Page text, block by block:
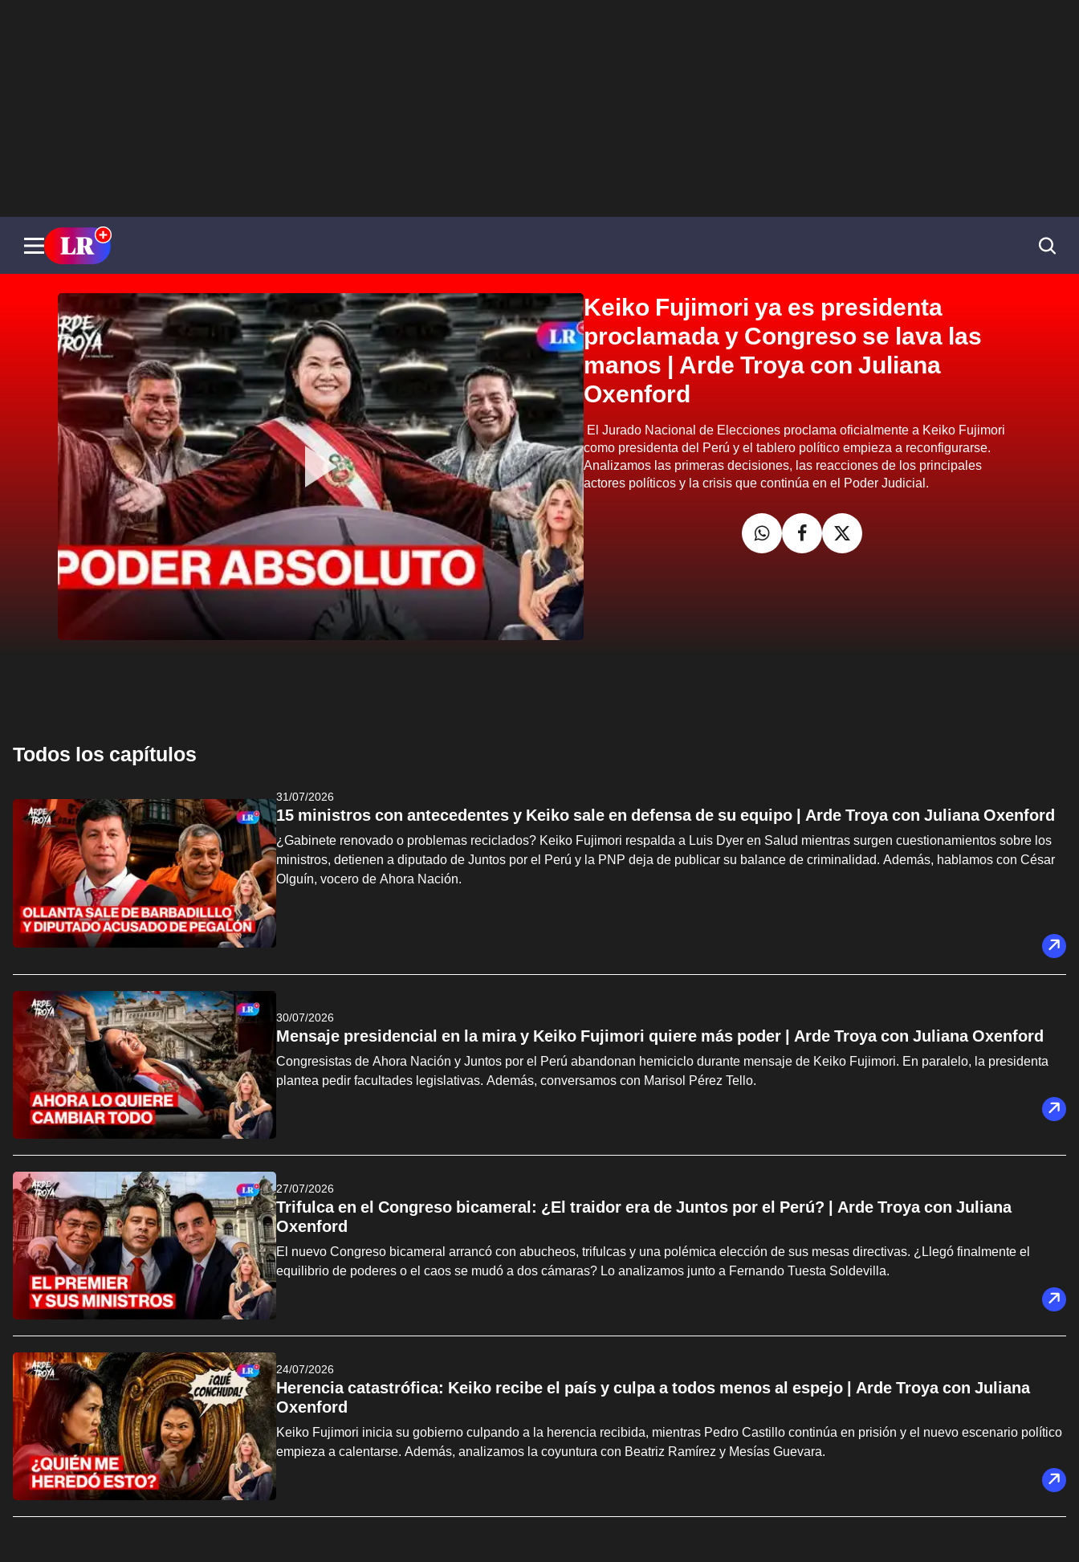
Keiko Fujimori ya es presidenta
proclamada y Congreso se lava las
manos | Arde Troya con Juliana
Oxenford
El Jurado Nacional de Elecciones proclama oficialmente a Keiko Fujimori
como presidenta del Perú y el tablero político empieza a reconfigurarse.
Analizamos las primeras decisiones, las reacciones de los principales
actores políticos y la crisis que continúa en el Poder Judicial.
Todos los capítulos
31/07/2026
15 ministros con antecedentes y Keiko sale en defensa de su equipo | Arde Troya con Juliana Oxenford
¿Gabinete renovado o problemas reciclados? Keiko Fujimori respalda a Luis Dyer en Salud mientras surgen cuestionamientos sobre los
ministros, detienen a diputado de Juntos por el Perú y la PNP deja de publicar su balance de criminalidad. Además, hablamos con César
Olguín, vocero de Ahora Nación.
30/07/2026
Mensaje presidencial en la mira y Keiko Fujimori quiere más poder | Arde Troya con Juliana Oxenford
Congresistas de Ahora Nación y Juntos por el Perú abandonan hemiciclo durante mensaje de Keiko Fujimori. En paralelo, la presidenta
plantea pedir facultades legislativas. Además, conversamos con Marisol Pérez Tello.
27/07/2026
Trifulca en el Congreso bicameral: ¿El traidor era de Juntos por el Perú? | Arde Troya con Juliana
Oxenford
El nuevo Congreso bicameral arrancó con abucheos, trifulcas y una polémica elección de sus mesas directivas. ¿Llegó finalmente el
equilibrio de poderes o el caos se mudó a dos cámaras? Lo analizamos junto a Fernando Tuesta Soldevilla.
24/07/2026
Herencia catastrófica: Keiko recibe el país y culpa a todos menos al espejo | Arde Troya con Juliana
Oxenford
Keiko Fujimori inicia su gobierno culpando a la herencia recibida, mientras Pedro Castillo continúa en prisión y el nuevo escenario político
empieza a calentarse. Además, analizamos la coyuntura con Beatriz Ramírez y Mesías Guevara.